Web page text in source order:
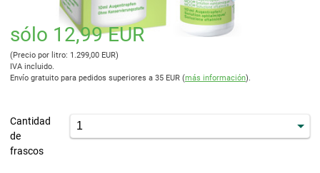
sólo 12,99 EUR
(Precio por litro: 1.299,00 EUR)
IVA incluido.
Envío gratuito para pedidos superiores a 35 EUR (más información).
Cantidad
de
frascos